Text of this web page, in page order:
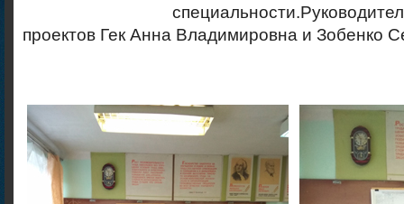
специальности.
проектов Гек Анна Владимировна и Зобенко